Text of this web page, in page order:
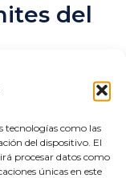
tecnologías como las
del dispositivo. El
procesar datos como
únicas en este
del
puede